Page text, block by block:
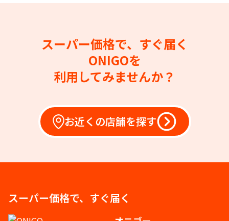
スーパー価格で、すぐ届く
ONIGOを
利用してみませんか？
お近くの店舗を探す
スーパー価格で、すぐ届く